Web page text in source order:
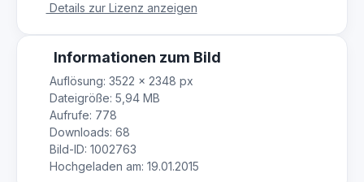
Details zur Lizenz anzeigen
Informationen zum Bild
Auflösung: 3522 × 2348 px
Dateigröße: 5,94 MB
Aufrufe: 778
Downloads: 68
Bild-ID: 1002763
Hochgeladen am: 19.01.2015